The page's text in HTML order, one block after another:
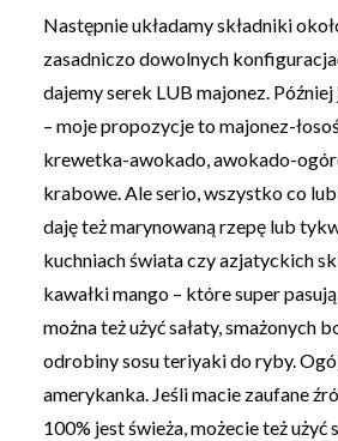
Następnie układamy składniki
zasadniczo dowolnych
dajemy serek LUB majonez.
– moje propozycje to majonez-
krewetka-awokado, awokado-
krabowe. Ale serio, wszystko co
daję też marynowaną rzepę lub
kuchniach świata czy azjatyckich
kawałki mango – które super
można też użyć sałaty, smażonych
odrobiny sosu teriyaki do ryby.
amerykanka. Jeśli macie zaufane
100% jest świeża, możecie też użyć